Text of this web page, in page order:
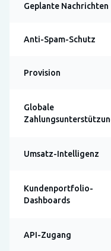
Geplante Nachrichten
Anti-Spam-Schutz
Provision
Globale
Umsatz-Intelligenz
Kundenportfolio-
Dashboards
API-Zugang